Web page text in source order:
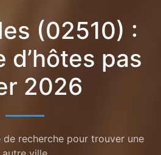
(02510) :
d’hôtes pas
2026
recherche pour trouver une